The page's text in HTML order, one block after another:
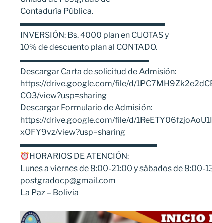
Contaduría Pública.
▬▬▬▬▬▬▬▬▬▬▬▬▬▬▬▬▬▬
INVERSIÓN: Bs. 4000 plan en CUOTAS y
10% de descuento plan al CONTADO.
▬▬▬▬▬▬▬▬▬▬▬▬▬▬▬▬
Descargar Carta de solicitud de Admisión:
https://drive.google.com/file/d/
CO3/view?usp=sharing
Descargar Formulario de Admisión:
https://drive.google.com/file/d/
xOFY9vz/view?usp=sharing
▬▬▬▬▬▬▬▬▬▬▬▬▬▬▬▬▬
HORARIOS DE ATENCIÓN:
Lunes a viernes de 8:00-21:00 y sábados de 8:00-
postgradocp@gmail.com
La Paz – Bolivia